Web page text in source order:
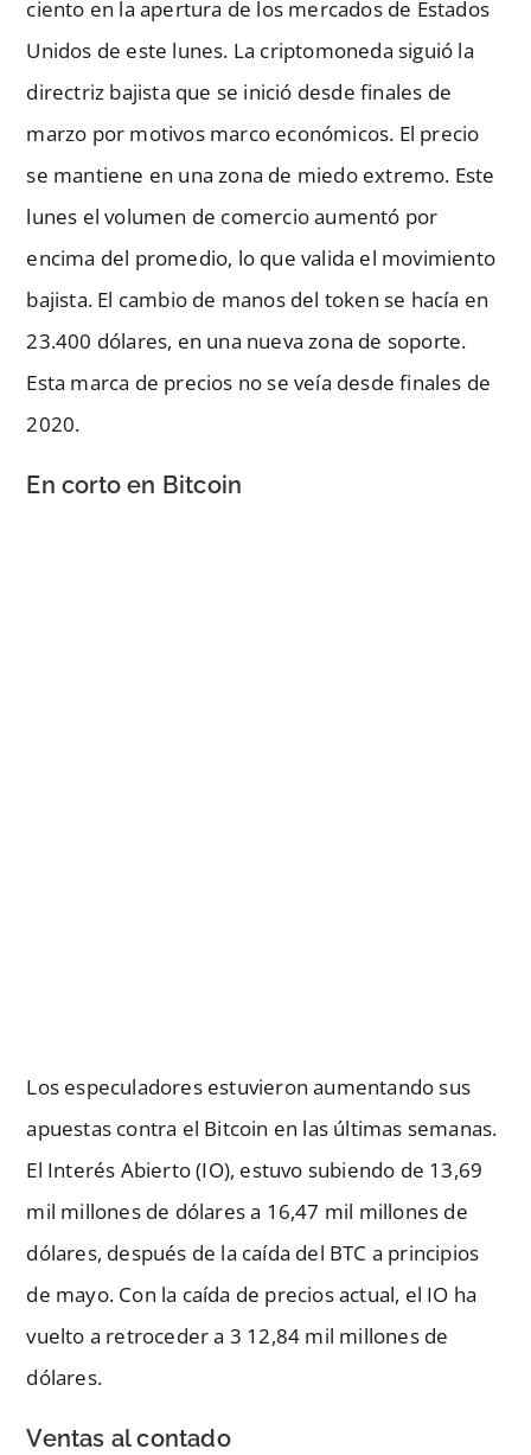
ciento en la apertura de los mercados de Estados
Unidos de este lunes. La criptomoneda siguió la
directriz bajista que se inició desde finales de
marzo por motivos marco económicos. El precio
se mantiene en una zona de miedo extremo. Este
lunes el volumen de comercio aumentó por
encima del promedio, lo que valida el movimiento
bajista. El cambio de manos del token se hacía en
23.400 dólares, en una nueva zona de soporte.
Esta marca de precios no se veía desde finales de
2020.
En corto en Bitcoin
Los especuladores estuvieron aumentando sus
apuestas contra el Bitcoin en las últimas semanas.
El Interés Abierto (IO), estuvo subiendo de 13,69
mil millones de dólares a 16,47 mil millones de
dólares, después de la caída del BTC a principios
de mayo. Con la caída de precios actual, el IO ha
vuelto a retroceder a 3 12,84 mil millones de
dólares.
Ventas al contado